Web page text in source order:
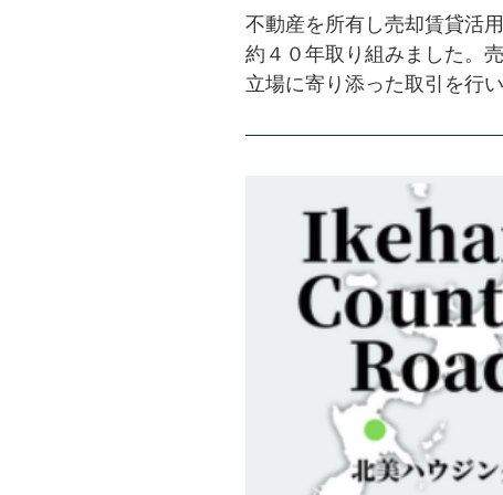
・土地売却
・戸建て売却
不動産を所有し売却賃貸活
約４０年取り組みました。
立場に寄り添った取引を行